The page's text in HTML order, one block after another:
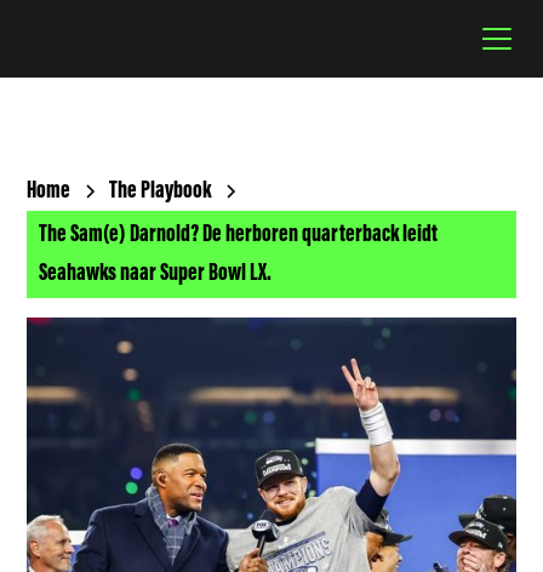
Home
The Playbook
The Sam(e) Darnold? De herboren quarterback leidt
Seahawks naar Super Bowl LX.